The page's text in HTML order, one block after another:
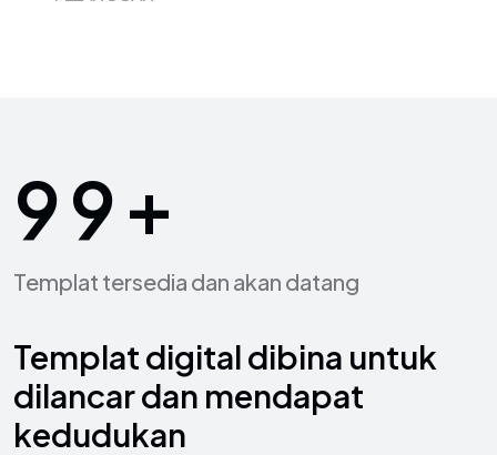
99+
Templat tersedia dan akan datang
Templat digital dibina untuk
dilancar dan mendapat
kedudukan